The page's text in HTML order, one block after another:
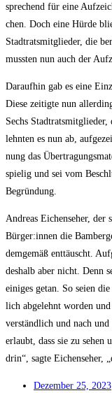
spre­chend für eine
chen. Doch eine Hür­de
Stadt­rats­mit­glie­der, die
muss­ten nun auch der
Dar­auf­hin gab es eine
Die­se zei­tig­te nun
Sechs
lehn­ten es nun ab,
nung das
spie­lig und sei vom
Begründung.
Andre­as Eichen­se­her, der
Bürger:innen die
dem­ge­mäß ent­täuscht.
des­halb aber nicht. Denn
eini­ges getan. So sei­en
lich abge­lehnt wor­den
ver­ständ­lich und nach
erlaubt, dass sie zu sehen
drin“, sag­te Eichen­se­her,
Dezem­ber 25, 2023